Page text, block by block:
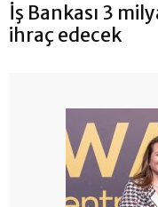
İş Bankası 3
ihraç edecek